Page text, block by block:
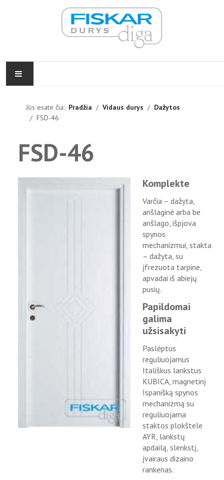
VIDAUS DURYS
LAUKO DURYS
Jūs esate čia: Pradžia Vidaus durys
Dažytos
FSD-46
FSD-46
Komplekte
Varčia – dažyta,
anšlaginė arba be
anšlago, išpjova
spynos
mechanizmui, stakta
– dažyta, su
įfrezuota tarpine,
apvadai iš abiejų
pusių.
Papildomai
galima
užsisakyti
Paslėptus
reguliuojamus
Itališkus lankstus
KUBICA, magnetinį
Ispanišką spynos
mechanizmą su
reguliuojama
staktos plokštele
AYR, lankstų
apdailą, slenkstį,
įvairaus dizaino
rankenas.